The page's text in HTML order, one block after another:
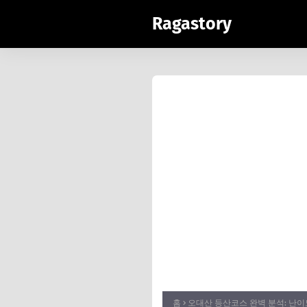
Ragastory
홈 오대산 등산코스 완벽 분석: 난